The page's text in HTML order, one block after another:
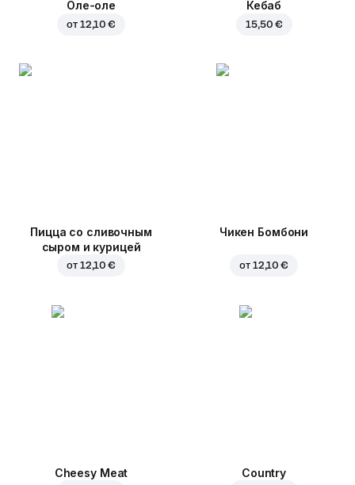
Оле-оле
от 12,10 €
Кебаб
15,50 €
Пицца со сливочным
сыром и курицей
от 12,10 €
Чикен Бомбони
от 12,10 €
Cheesy Meat Country